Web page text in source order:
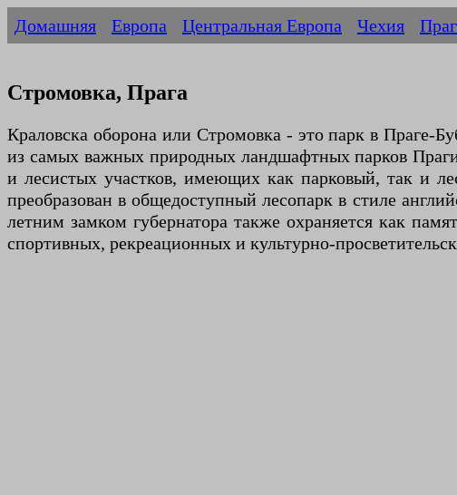
Домашняя Европа Центральная Европа Чехия
Стромовка, Прага
Краловска оборона или Стромовка - это парк в Праге-
из самых важных природных ландшафтных парков
и лесистых участков, имеющих как парковый, так и
преобразован в общедоступный лесопарк в стиле
летним замком губернатора также охраняется как
спортивных, рекреационных и культурно-